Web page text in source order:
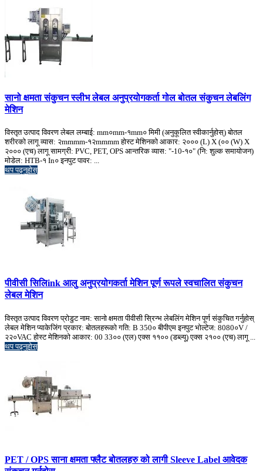
सानो क्षमता संकुचन स्लीभ लेबल अनुप्रयोगकर्ता गोल बोतल संकुचन लेबलिंग
मेशिन
विस्तृत उत्पाद विवरण लेबल लम्बाई: mm०mm-१mm० मिमी (अनुकूलित स्वीकार्नुहोस्) बोतल
शरीरको लागू व्यास: २mmmm-१२mmmm होस्ट मेशिनको आकार: २००० (L) X (०० (W) X
२००० (एच) लागू सामग्री: PVC, PET, OPS आन्तरिक व्यास: "-10-१०" (नि: शुल्क समायोजन)
मोडेल: HTB-१ In० इनपुट पावर: ...
थप पढ्नुहोस्
पीवीसी सिलिink आलु अनुप्रयोगकर्ता मेशिन पूर्ण रूपले स्वचालित संकुचन
लेबल मेशिन
विस्तृत उत्पाद विवरण प्रोडुट नाम: सानो क्षमता पीवीसी स्रिन्भ लेबलिंग मेशिन पूर्ण संकुचित गर्नुहोस्
लेबल मेशिन प्याकेजिंग प्रकार: बोतलहरूको गति: B 350० बीपीएम इनपुट भोल्टेज: 8080०V /
२२०VAC होस्ट मेशिनको आकार: 00 33०० (एल) एक्स ११०० (डब्ल्यू) एक्स २१०० (एच) लागू ...
थप पढ्नुहोस्
PET / OPS साना क्षमता फ्लैट बोतलहरु को लागी Sleeve Label आवेदक